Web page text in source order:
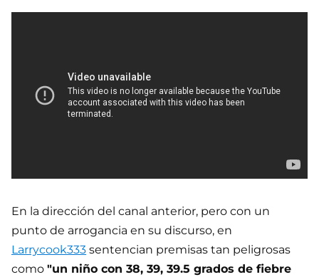
En la dirección del canal anterior, pero con un
punto de arrogancia en su discurso, en
Larrycook333 sentencian premisas tan peligrosas
como "un niño con 38, 39, 39.5 grados de fiebre